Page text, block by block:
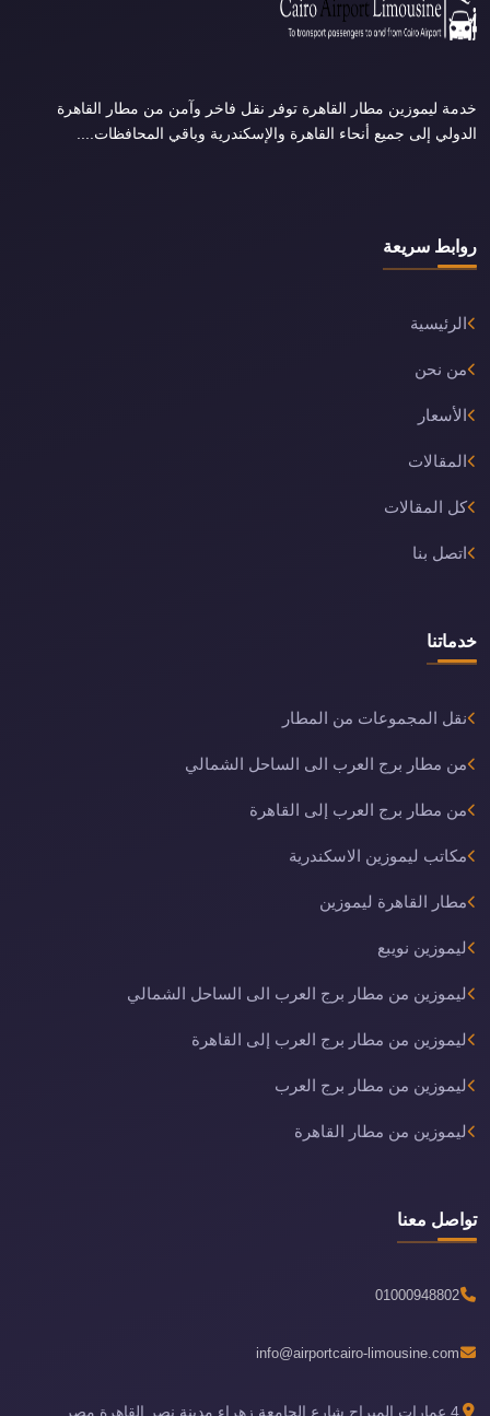
خدمة ليموزين مطار القاهرة توفر نقل فاخر وآمن من مطار القاهرة
الدولي إلى جميع أنحاء القاهرة والإسكندرية وباقي المحافظات....
روابط سريعة
الرئيسية
من نحن
الأسعار
المقالات
كل المقالات
اتصل بنا
خدماتنا
نقل المجموعات من المطار
من مطار برج العرب الى الساحل الشمالي
من مطار برج العرب إلى القاهرة
مكاتب ليموزين الاسكندرية
مطار القاهرة ليموزين
ليموزين نويبع
ليموزين من مطار برج العرب الى الساحل الشمالي
ليموزين من مطار برج العرب إلى القاهرة
ليموزين من مطار برج العرب
ليموزين من مطار القاهرة
تواصل معنا
01000948802
info@airportcairo-limousine.com
4 عمارات الميراج شارع الجامعة زهراء مدينة نصر القاهرة مصر